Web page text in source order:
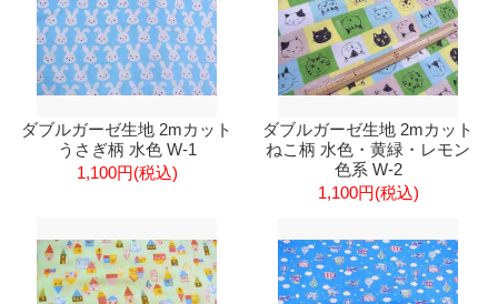
ダブルガーゼ生地 2mカット
うさぎ柄 水色 W-1
1,100円(税込)
ダブルガーゼ生地 2mカット
ねこ柄 水色・黄緑・レモン
色系 W-2
1,100円(税込)